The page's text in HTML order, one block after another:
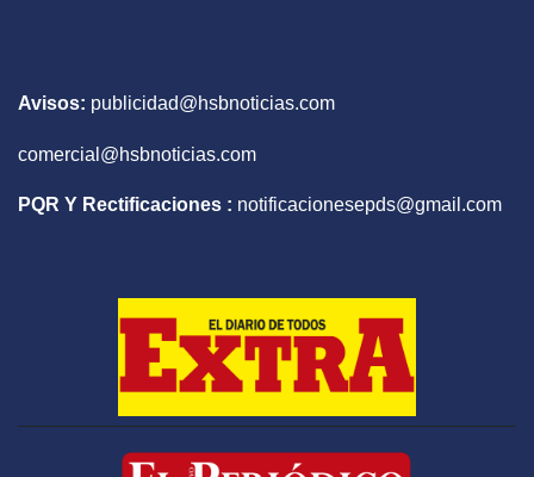
Avisos: publicidad@hsbnoticias.com
comercial@hsbnoticias.com
PQR Y Rectificaciones : notificacionesepds@gmail.com